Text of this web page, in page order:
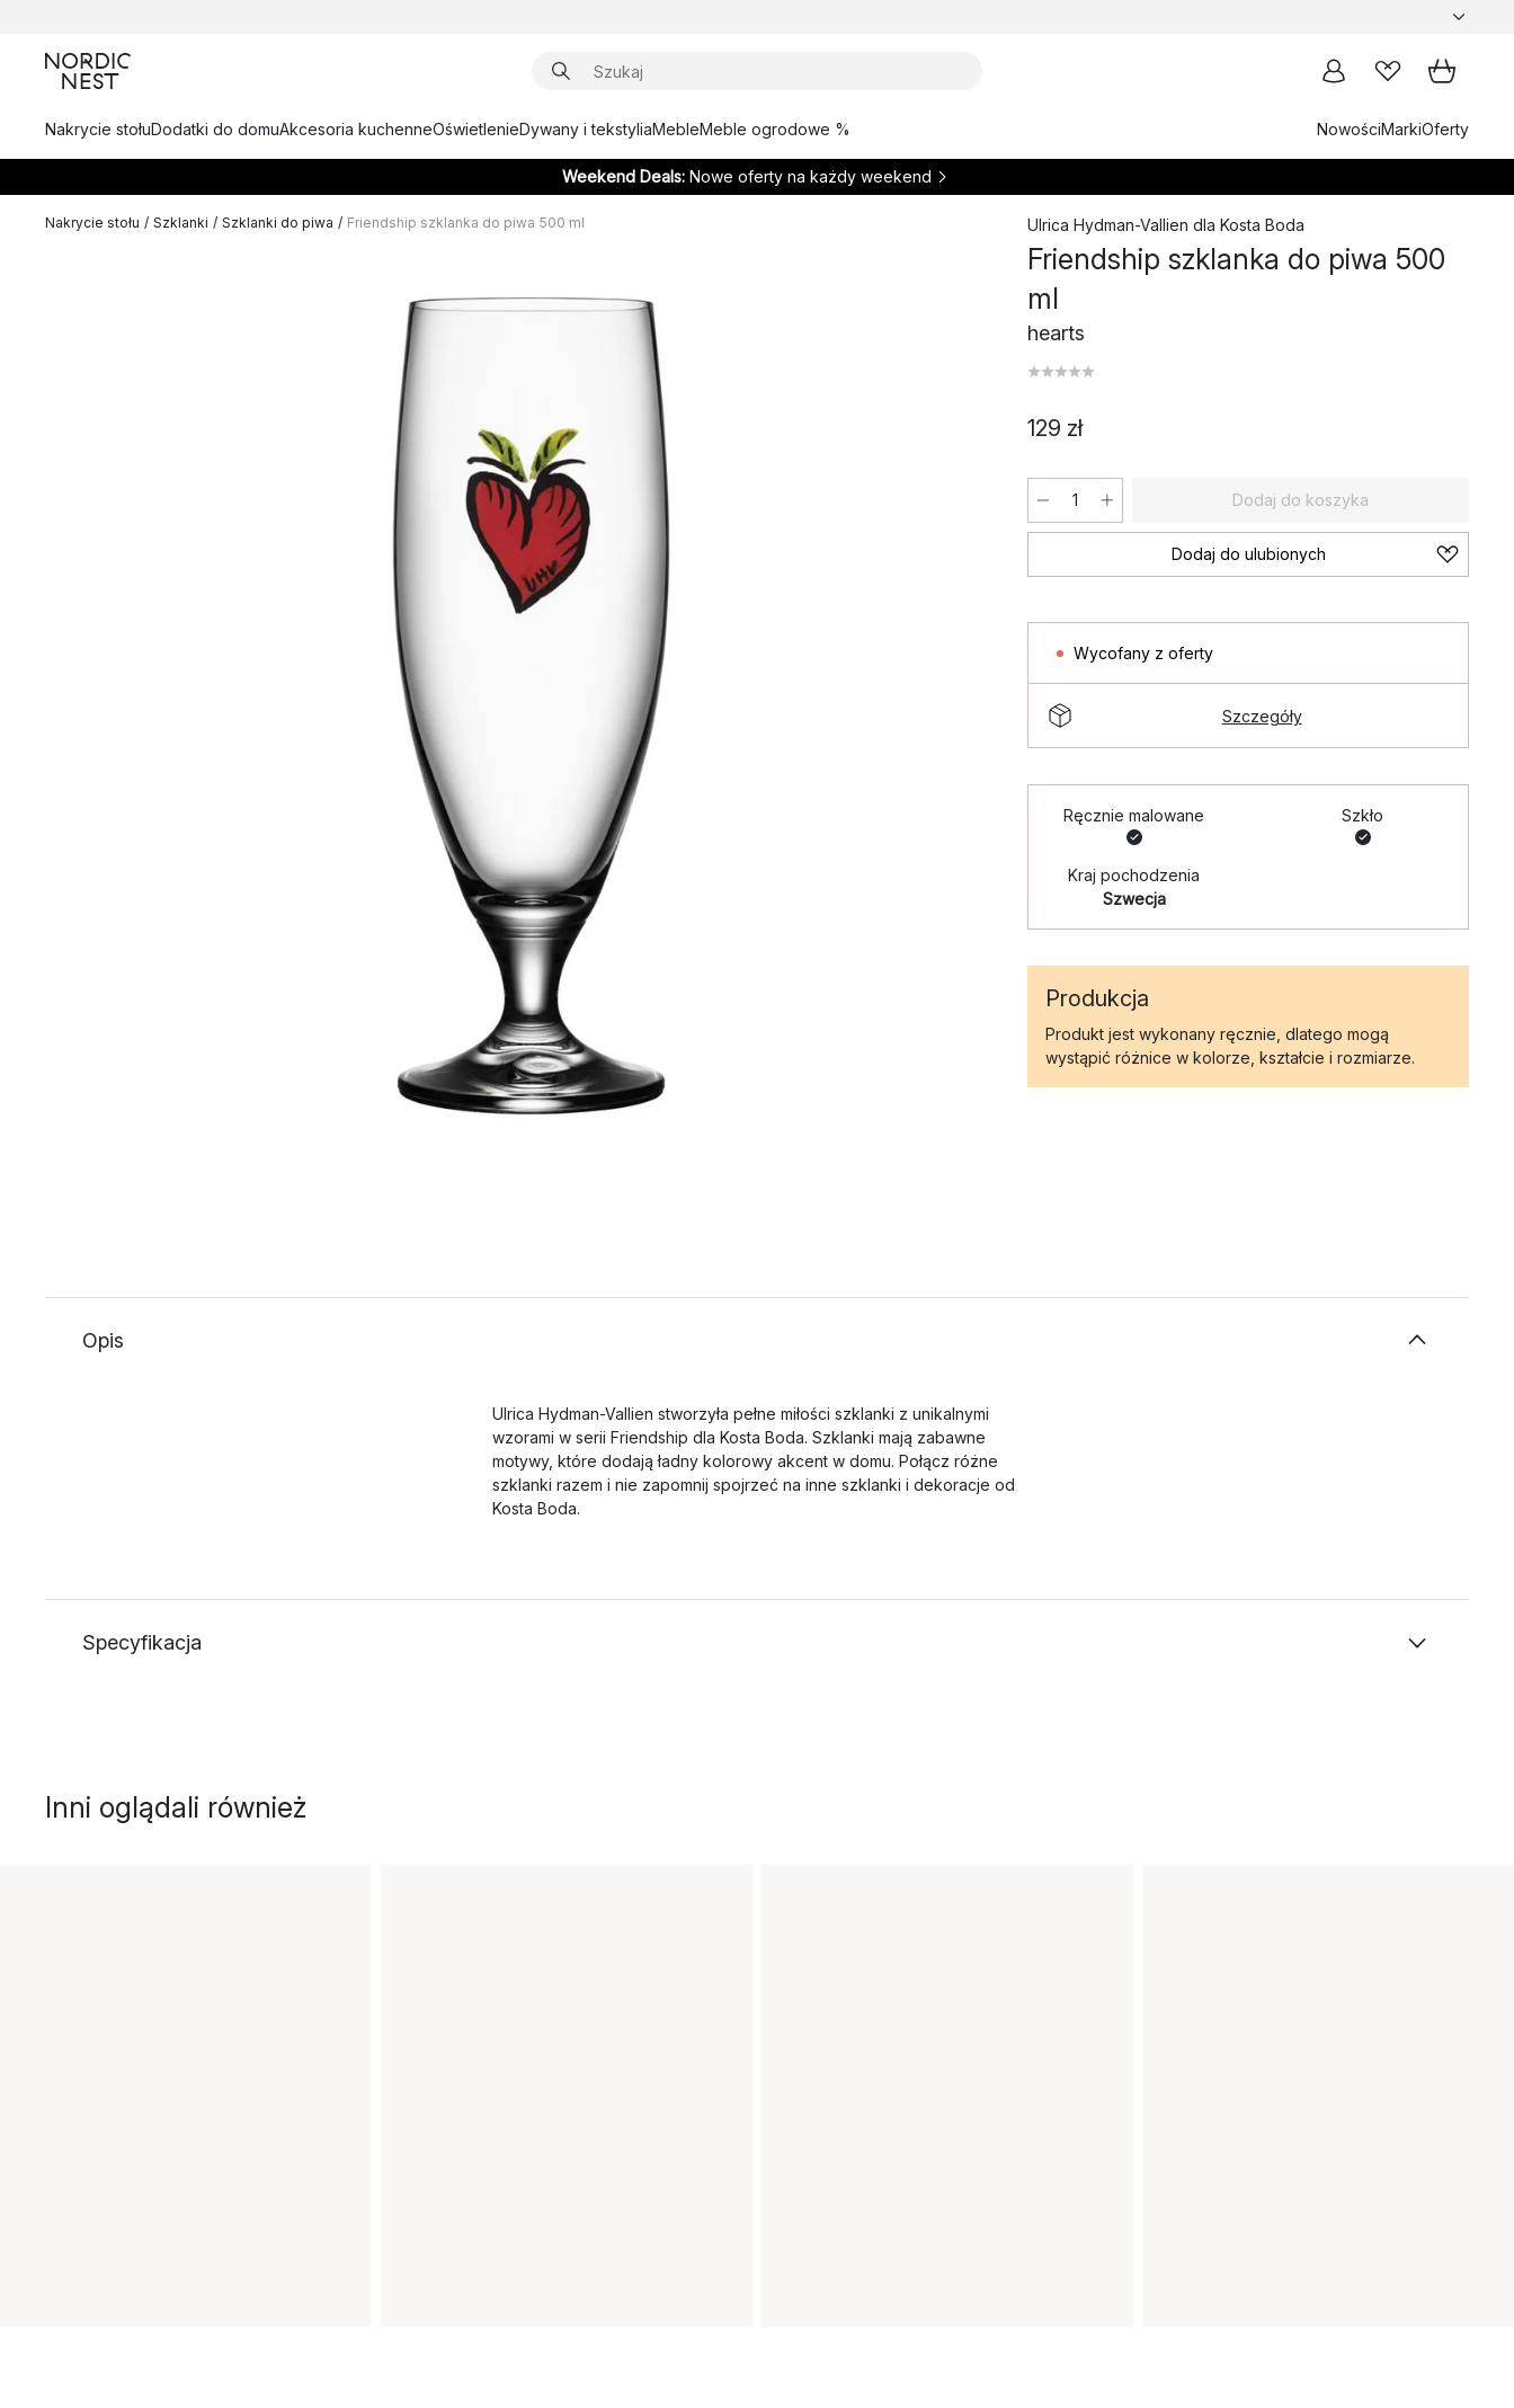
Nakrycie stołuDodatki do domuAkcesoria kuchenneOświetlenieDywany i tekstyliaMebleMeble ogrodowe % NowościMarkiOferty
Weekend Deals: Nowe oferty na każdy weekend
Nakrycie stołu / Szklanki / Szklanki do piwa / Friendship szklanka do piwa 500 ml Ulrica Hydman-Vallien dla Kosta Boda
Friendship szklanka do piwa 500
ml
hearts
129 zł
Dodaj do koszyka
Dodaj do ulubionych
Wycofany z oferty
Szczegóły
Ręcznie malowane Szkło
Kraj pochodzenia
Szwecja
Produkcja
Produkt jest wykonany ręcznie, dlatego mogą
wystąpić różnice w kolorze, kształcie i rozmiarze.
Opis
Ulrica Hydman-Vallien stworzyła pełne miłości szklanki z unikalnymi
wzorami w serii Friendship dla Kosta Boda. Szklanki mają zabawne
motywy, które dodają ładny kolorowy akcent w domu. Połącz różne
szklanki razem i nie zapomnij spojrzeć na inne szklanki i dekoracje od
Kosta Boda.
Specyfikacja
Inni oglądali również